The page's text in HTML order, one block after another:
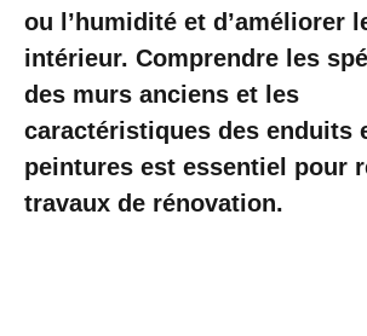
ou l’humidité et d’améliorer
intérieur. Comprendre les
des murs anciens et les
caractéristiques des enduits
peintures est essentiel pour
travaux de rénovation.